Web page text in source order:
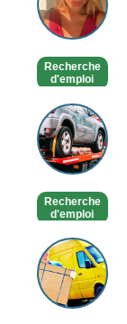
Mobile
Massage
Outcall
Only
Recherche
d'emploi
CHEAP
VEHICLE
RECOVERY
SERVICE
Recherche
d'emploi
Man
and
Van
Services